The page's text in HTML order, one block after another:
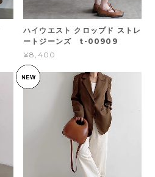
ハイウエスト クロップド ストレ
ートジーンズ t-00909
¥8,400